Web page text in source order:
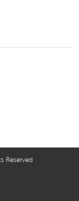
Reserved